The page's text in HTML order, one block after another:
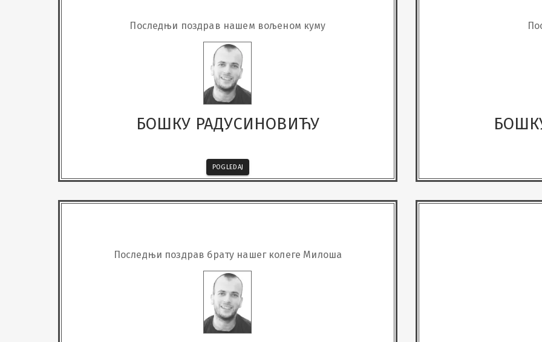
Последњи поздрав нашем вољеном куму
БОШКУ РАДУСИНОВИЋУ
POGLEDAJ
Последњи поздрав брату нашег колеге Милоша